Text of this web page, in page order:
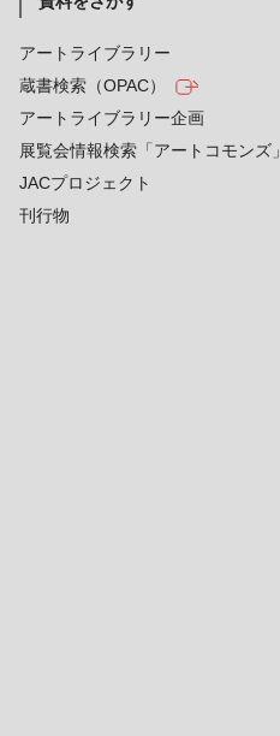
アートライブラリー
蔵書検索（OPAC）
アートライブラリー企画
展覧会情報検索「アートコモンズ」
JACプロジェクト
刊行物